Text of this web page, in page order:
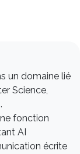
un domaine lié
Science,
fonction
AI
écrite